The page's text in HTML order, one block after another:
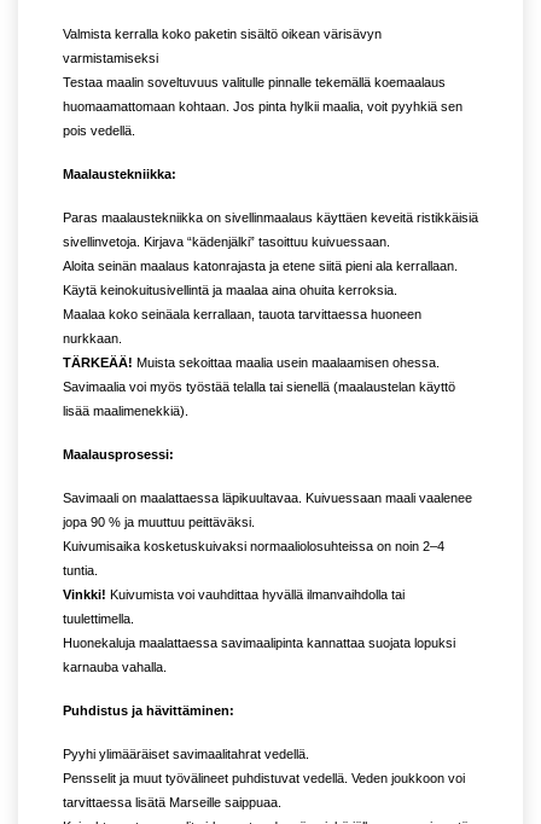
Valmista kerralla koko paketin sisältö oikean värisävyn
varmistamiseksi
Testaa maalin soveltuvuus valitulle pinnalle tekemällä koemaalaus
huomaamattomaan kohtaan. Jos pinta hylkii maalia, voit pyyhkiä sen
pois vedellä.
Maalaustekniikka:
Paras maalaustekniikka on sivellinmaalaus käyttäen keveitä ristikkäisiä
sivellinvetoja. Kirjava “kädenjälki” tasoittuu kuivuessaan.
Aloita seinän maalaus katonrajasta ja etene siitä pieni ala kerrallaan.
Käytä keinokuitusivellintä ja maalaa aina ohuita kerroksia.
Maalaa koko seinäala kerrallaan, tauota tarvittaessa huoneen
nurkkaan.
TÄRKEÄÄ! Muista sekoittaa maalia usein maalaamisen ohessa.
Savimaalia voi myös työstää telalla tai sienellä (maalaustelan käyttö
lisää maalimenekkiä).
Maalausprosessi:
Savimaali on maalattaessa läpikuultavaa. Kuivuessaan maali vaalenee
jopa 90 % ja muuttuu peittäväksi.
Kuivumisaika kosketuskuivaksi normaaliolosuhteissa on noin 2–4
tuntia.
Vinkki! Kuivumista voi vauhdittaa hyvällä ilmanvaihdolla tai
tuulettimella.
Huonekaluja maalattaessa savimaalipinta kannattaa suojata lopuksi
karnauba vahalla.
Puhdistus ja hävittäminen:
Pyyhi ylimääräiset savimaalitahrat vedellä.
Pensselit ja muut työvälineet puhdistuvat vedellä. Veden joukkoon voi
tarvittaessa lisätä Marseille saippuaa.